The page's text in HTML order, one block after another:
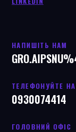
НАПИШІТЬ НАМ
ТЕЛЕФОНУЙТЕ
0930074414
ГОЛОВНИЙ ОФІС